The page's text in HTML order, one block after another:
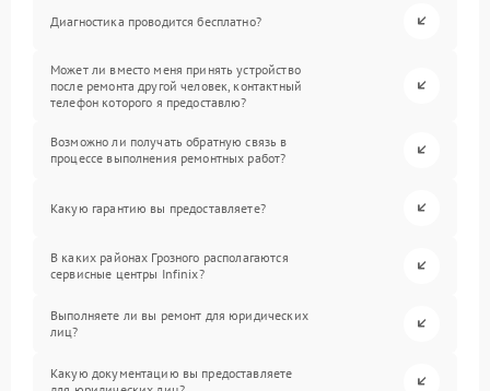
Диагностика проводится бесплатно?
Может ли вместо меня принять устройство
после ремонта другой человек, контактный
телефон которого я предоставлю?
Возможно ли получать обратную связь в
процессе выполнения ремонтных работ?
Какую гарантию вы предоставляете?
В каких районах Грозного располагаются
сервисные центры Infinix?
Выполняете ли вы ремонт для юридических
лиц?
Какую документацию вы предоставляете